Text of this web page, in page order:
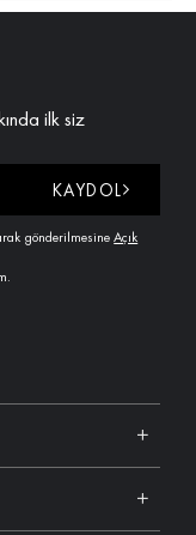
ilk siz
KAYDOL
gönderilmesineAçık